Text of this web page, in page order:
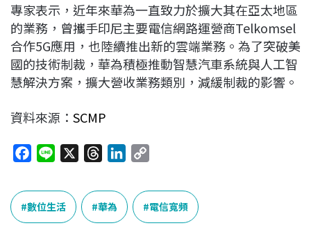
專家表示，近年來華為一直致力於擴大其在亞太地區
的業務，曾攜手印尼主要電信網路運營商Telkomsel
合作5G應用，也陸續推出新的雲端業務。為了突破美
國的技術制裁，華為積極推動智慧汽車系統與人工智
慧解決方案，擴大營收業務類別，減緩制裁的影響。
資料來源： SCMP
c
e
b
n
e
r
e
a
k
p
y
L
數位生活 華為 電信寬頻